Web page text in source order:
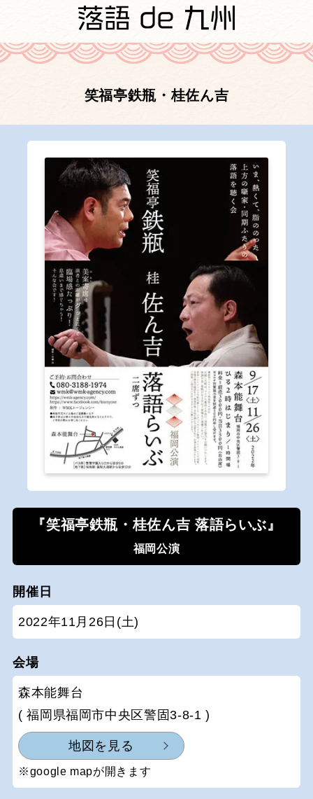
笑福亭鉄瓶・桂佐ん吉
『笑福亭鉄瓶・桂佐ん吉 落語らいぶ』
福岡公演
開催日
2022年11月26日(土)
会場
森本能舞台
( 福岡県福岡市中央区警固3-8-1 )
地図を見る
※google mapが開きます